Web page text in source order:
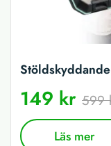
149 kr 599
Läs mer